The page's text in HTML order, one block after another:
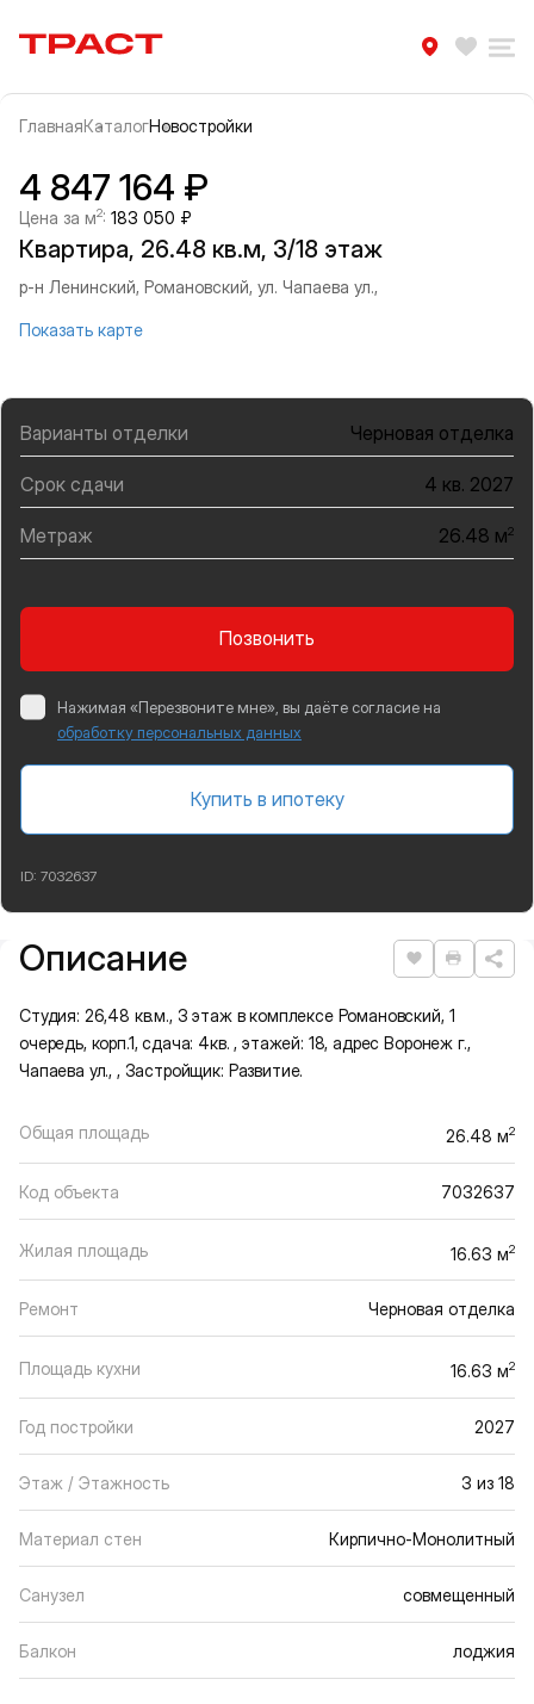
Траст | Служба недвижимости
ГлавнаяКаталогНовостройки
Информация об объекте
Галерея
4 847 164 ₽
Цена за м2: 183 050 ₽
Квартира, 26.48 кв.м, 3/18 этаж
р-н Ленинский, Романовский, ул. Чапаева ул.,
Показать карте
Варианты отделки Черновая отделка
Срок сдачи 4 кв. 2027
Метраж 26.48 м2
Позвонить
Нажимая «Перезвоните мне», вы даёте согласие на
обработку персональных данных
Купить в ипотеку
ID: 7032637
Подробная информация
Описание Нравится
Студия: 26,48 кв.м., 3 этаж в комплексе Романовский, 1
очередь, корп.1, сдача: 4кв. , этажей: 18, адрес Воронеж г.,
Чапаева ул., , Застройщик: Развитие.
Общая площадь 26.48 м2
Код объекта 7032637
Жилая площадь 16.63 м2
Ремонт Черновая отделка
Площадь кухни 16.63 м2
Год постройки 2027
Этаж / Этажность 3 из 18
Материал стен Кирпично-Монолитный
Санузел совмещенный
Балкон лоджия